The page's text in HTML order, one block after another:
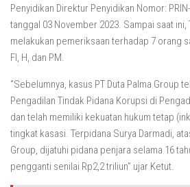
Penyidikan Direktur Penyidikan Nomor:
tanggal 03 November 2023. Sampai saat ini,
melakukan pemeriksaan terhadap 7 orang
FI, H, dan PM.
“Sebelumnya, kasus PT Duta Palma Group
Pengadilan Tindak Pidana Korupsi di
dan telah memiliki kekuatan hukum tetap
tingkat kasasi. Terpidana Surya Darmadi,
Group, dijatuhi pidana penjara selama 16
pengganti senilai Rp2,2 triliun” ujar Ketut.